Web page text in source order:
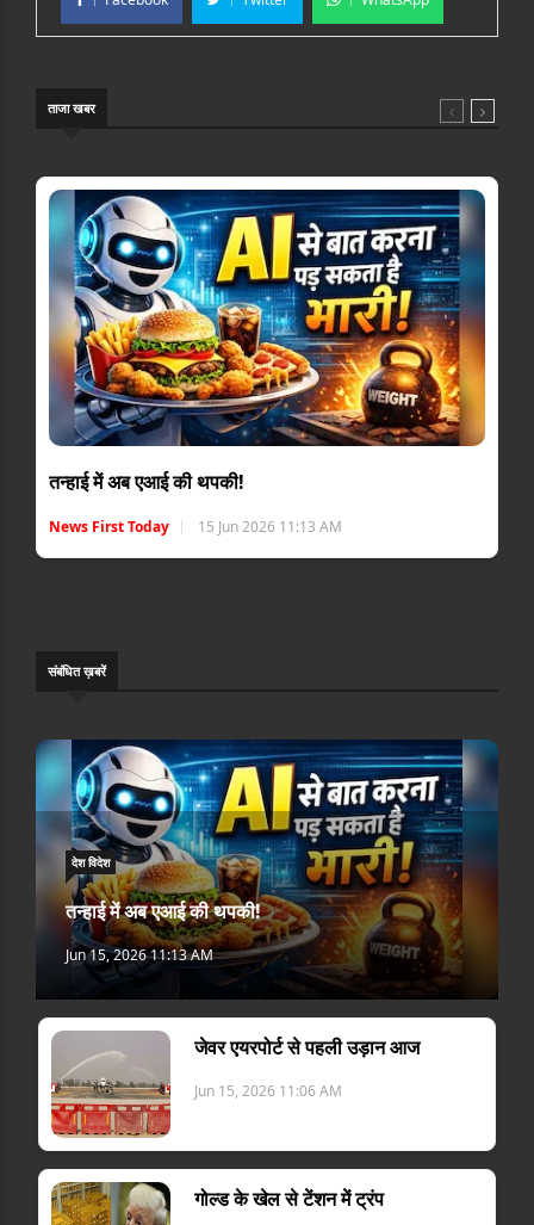
ताजा खबर
तन्हाई में अब एआई की थपकी!
News First Today 15 Jun 2026 11:13 AM
संबंधि‍त ख़बरें
देश विदेश
तन्हाई में अब एआई की थपकी!
Jun 15, 2026 11:13 AM
जेवर एयरपोर्ट से पहली उड़ान आज
Jun 15, 2026 11:06 AM
गोल्ड के खेल से टेंशन में ट्रंप